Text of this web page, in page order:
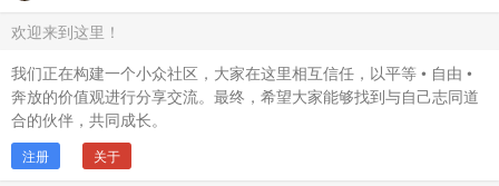
欢迎来到这里！
我们正在构建一个小众社区，大家在这里相互信任，以平等 • 自由 •
奔放的价值观进行分享交流。最终，希望大家能够找到与自己志同道
合的伙伴，共同成长。
注册 关于